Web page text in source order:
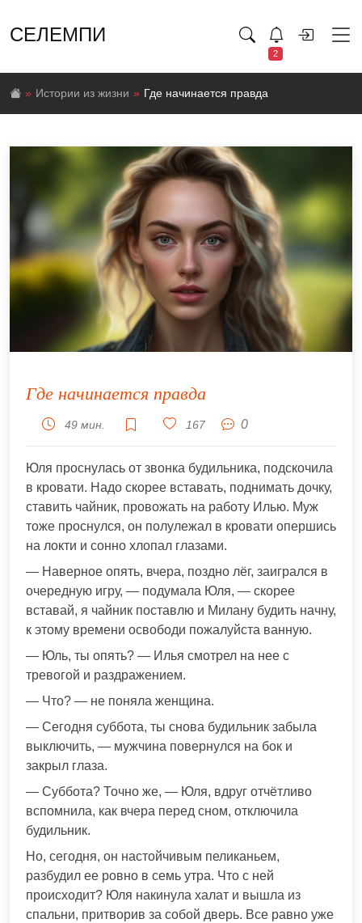
СЕЛЕМПИ
2
Истории из жизни Где начинается правда
Где начинается правда
49 мин. 167 0
Юля проснулась от звонка будильника, подскочила
в кровати. Надо скорее вставать, поднимать дочку,
ставить чайник, провожать на работу Илью. Муж
тоже проснулся, он полулежал в кровати опершись
на локти и сонно хлопал глазами.
— Наверное опять, вчера, поздно лёг, заигрался в
очередную игру, — подумала Юля, — скорее
вставай, я чайник поставлю и Милану будить начну,
к этому времени освободи пожалуйста ванную.
— Юль, ты опять? — Илья смотрел на нее с
тревогой и раздражением.
— Что? — не поняла женщина.
— Сегодня суббота, ты снова будильник забыла
выключить, — мужчина повернулся на бок и
закрыл глаза.
— Суббота? Точно же, — Юля, вдруг отчётливо
вспомнила, как вчера перед сном, отключила
будильник.
Но, сегодня, он настойчивым пеликаньем,
разбудил ее ровно в семь утра. Что с ней
происходит? Юля накинула халат и вышла из
спальни, притворив за собой дверь. Все равно уже